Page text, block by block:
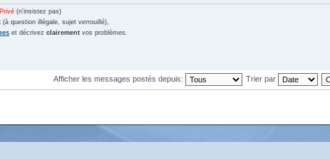
(n'insistez pas)
(à question illégale, sujet verrouillé),
et décrivez clairement vos problèmes.
Afficher les messages postés depuis: Trier par